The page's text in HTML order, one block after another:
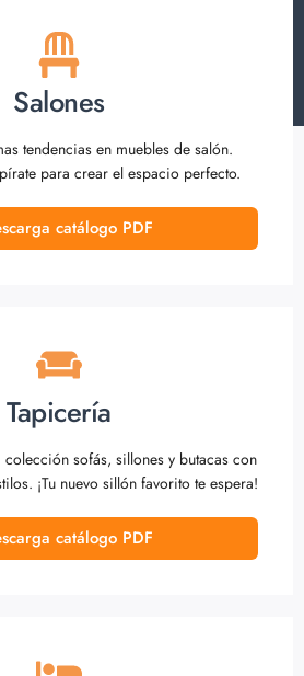
Salones
tendencias en muebles de salón.
para crear el espacio perfecto.
catálogo PDF
Tapicería
colección sofás, sillones y butacas con
¡Tu nuevo sillón favorito te espera!
catálogo PDF